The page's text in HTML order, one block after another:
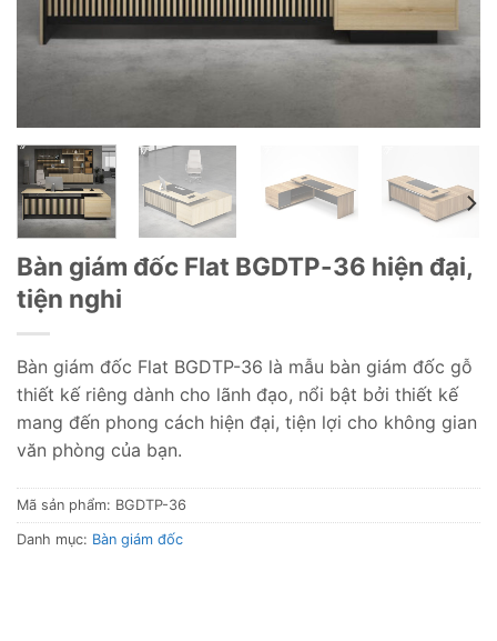
Bàn giám đốc Flat BGDTP-36 hiện đại,
tiện nghi
Bàn giám đốc Flat BGDTP-36 là mẫu bàn giám đốc gỗ
thiết kế riêng dành cho lãnh đạo, nổi bật bởi thiết kế
mang đến phong cách hiện đại, tiện lợi cho không gian
văn phòng của bạn.
Mã sản phẩm: BGDTP-36
Danh mục: Bàn giám đốc